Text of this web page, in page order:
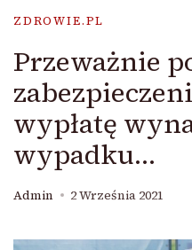
ZDROWIE.PL
Przeważnie
wypłatę
wypadku…
Admin 2 Września 2021